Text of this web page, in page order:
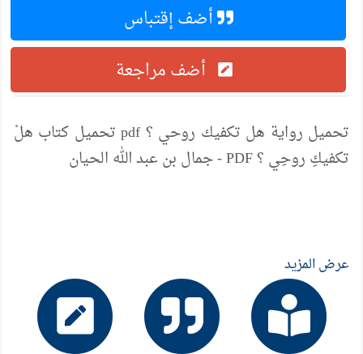
أضف إقتباس
أضف مراجعة
تحميل رواية هل تكفيك روحي ؟ pdf تحميل كتاب هلْ
تكفيكِ روحِي ؟ PDF - جمال بن عبد الله الحيان
عرض المزيد